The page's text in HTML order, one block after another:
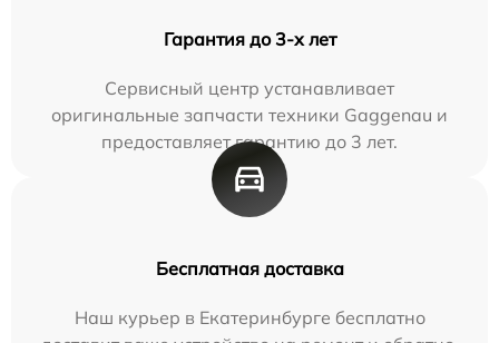
Гарантия до 3-х лет
Сервисный центр устанавливает
оригинальные запчасти техники Gaggenau и
предоставляет гарантию до 3 лет.
Бесплатная доставка
Наш курьер в Екатеринбурге бесплатно